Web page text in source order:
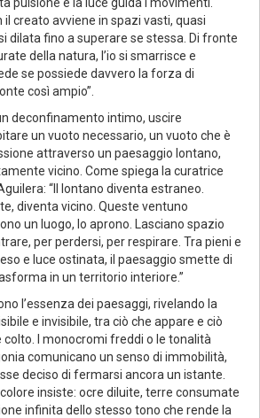
il creato avviene in spazi vasti, quasi
dilata fino a superare se stessa. Di fronte
della natura, l’io si smarrisce e
se possiede davvero la forza di
così ampio”.
deconfinamento intimo, uscire
un vuoto necessario, un vuoto che è
attraverso un paesaggio lontano,
vicino. Come spiega la curatrice
“Il lontano diventa estraneo.
diventa vicino. Queste ventuno
un luogo, lo aprono. Lasciano spazio
per perdersi, per respirare. Tra pieni e
e luce ostinata, il paesaggio smette di
in un territorio interiore.”
l’essenza dei paesaggi, rivelando la
e invisibile, tra ciò che appare e ciò
I monocromi freddi o le tonalità
comunicano un senso di immobilità,
deciso di fermarsi ancora un istante.
insiste: ocre diluite, terre consumate
infinita dello stesso tono che rende la